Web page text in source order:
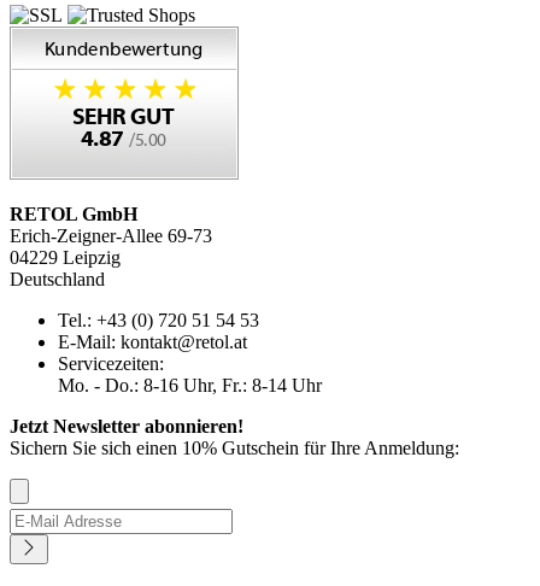
RETOL GmbH
Erich-Zeigner-Allee 69-73
04229 Leipzig
Deutschland
Tel.: +43 (0) 720 51 54 53
E-Mail: kontakt@retol.at
Servicezeiten:
Mo. - Do.: 8-16 Uhr, Fr.: 8-14 Uhr
Jetzt Newsletter abonnieren!
Sichern Sie sich einen 10% Gutschein für Ihre Anmeldung: